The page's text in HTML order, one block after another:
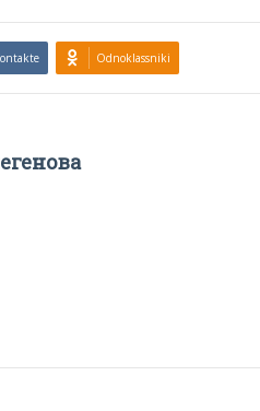
Odnoklassniki